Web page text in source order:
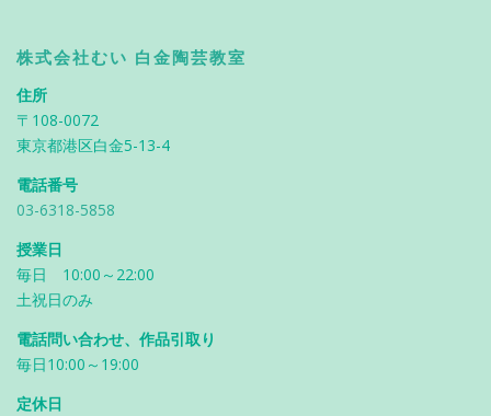
株式会社むい 白金陶芸教室
住所
〒108-0072
東京都港区白金5-13-4
電話番号
03-6318-5858
授業日
毎日 10:00～22:00
土祝日のみ
電話問い合わせ、作品引取り
毎日10:00～19:00
定休日